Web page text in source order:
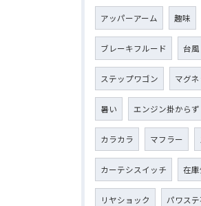
アッパーアーム 趣味
ブレーキフルード 台風
ステップワゴン マグ
暑い エンジン掛からず
カラカラ マフラー
カーテシスイッチ 在
リヤショック パワステ